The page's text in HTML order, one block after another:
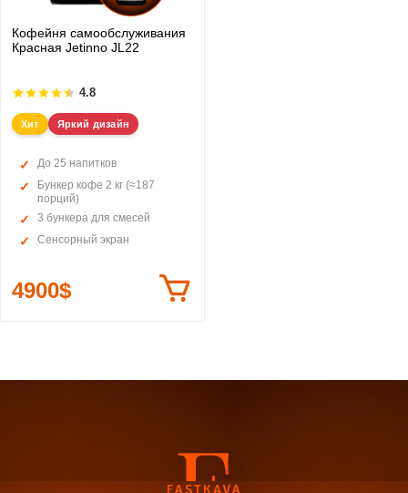
Кофейня самообслуживания
Красная Jetinno JL22
4.8
Хит Яркий дизайн
До 25 напитков
Бункер кофе 2 кг (≈187
порций)
3 бункера для смесей
Сенсорный экран
4900$